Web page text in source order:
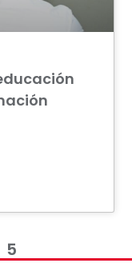
5